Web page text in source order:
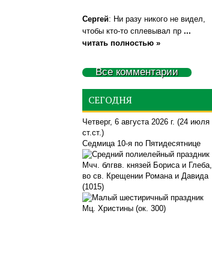
Сергей: Ни разу никого не видел,
чтобы кто-то сплевывал пр ...
читать полностью »
Все комментарии
СЕГОДНЯ
Четверг, 6 августа 2026 г. (24 июля
ст.ст.)
Седмица 10-я по Пятидесятнице
Мчч. блгвв. князей Бориса и Глеба,
во св. Крещении Романа и Давида
(1015)
Мц. Христины (ок. 300)